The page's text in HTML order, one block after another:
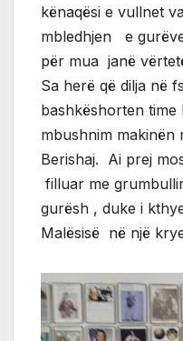
kënaqësi e vullnet
mbledhjen e
për mua janë
Sa herë që dilja në
bashkëshorten
mbushnim
Berishaj. Ai prej
filluar me
gurësh , duke i
Malësisë në një